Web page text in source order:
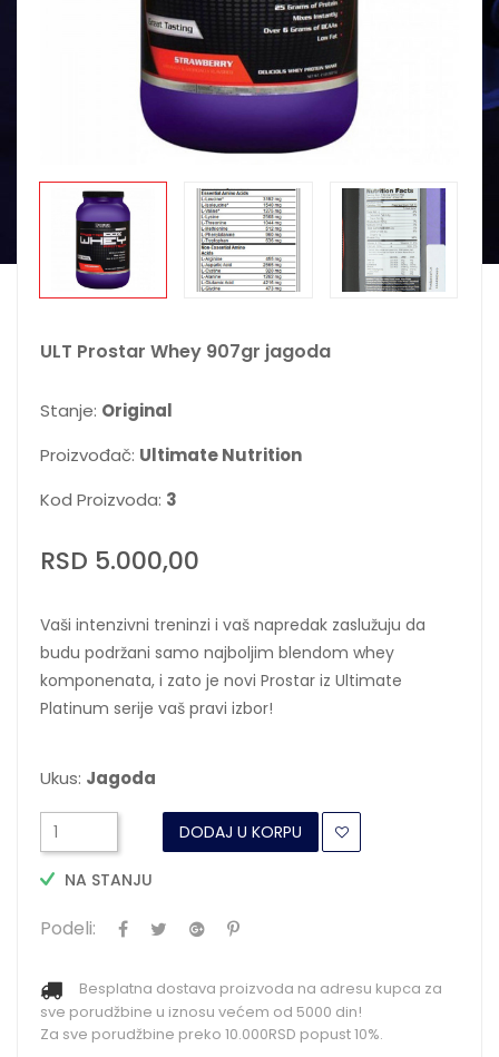
ULT Prostar Whey 907gr jagoda
Stanje: Original
Proizvođač: Ultimate Nutrition
Kod Proizvoda: 3
RSD 5.000,00
Vaši intenzivni treninzi i vaš napredak zaslužuju da
budu podržani samo najboljim blendom whey
komponenata, i zato je novi Prostar iz Ultimate
Platinum serije vaš pravi izbor!
Ukus: Jagoda
DODAJ U KORPU
NA STANJU
Podeli:
Besplatna dostava proizvoda na adresu kupca za
sve porudžbine u iznosu većem od 5000 din!
Za sve porudžbine preko 10.000RSD popust 10%.